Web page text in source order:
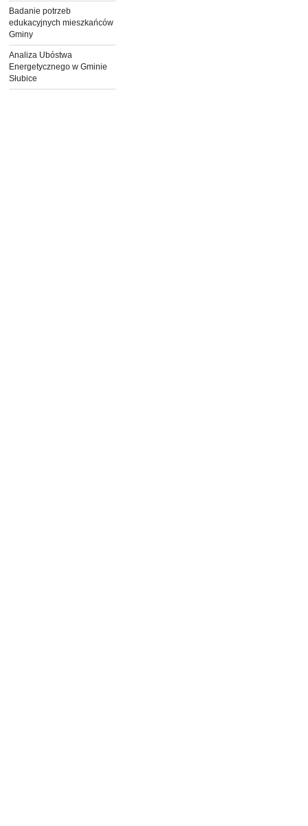
Badanie potrzeb
edukacyjnych mieszkańców
Gminy
Analiza Ubóstwa
Energetycznego w Gminie
Słubice